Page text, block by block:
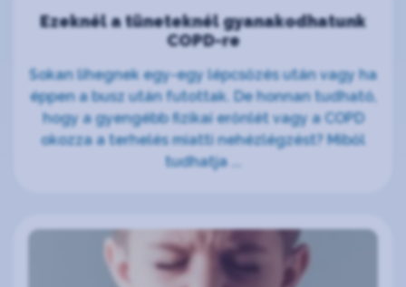
Ezeknél a tüneteknél gyanakodhatunk
COPD-re
Sokan lihegnek egy-egy lépcsőzés után vagy ha
éppen a busz után futottak. De honnan tudható,
hogy a gyengébb fizikai erőnlét vagy a COPD
okozza a terhelés miatti nehézlégzést? Miből
tudhatja ...